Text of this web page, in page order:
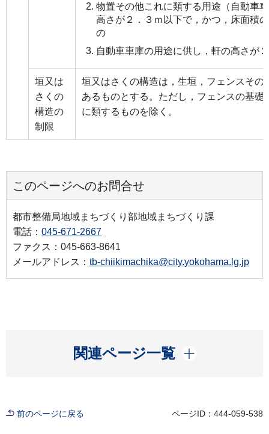
物置その他これに類する用途（自動車
高さが２．３ｍ以下で，かつ，床面積
の
自動車車庫の用途に供し，軒の高さが
垣又は
さくの
構造の
制限
垣又はさくの構造は，生垣，フェンスその
あるものとする。ただし，フェンスの基礎
に類するものを除く。
このページへのお問合せ
都市整備局地域まちづくり部地域まちづくり課
電話： 045-671-2667
ファクス：045-663-8641
メールアドレス： tb-chiikimachika@city.yokohama.lg.jp
関連ページ一覧
開く
前のページに戻る ページID：444-059-538